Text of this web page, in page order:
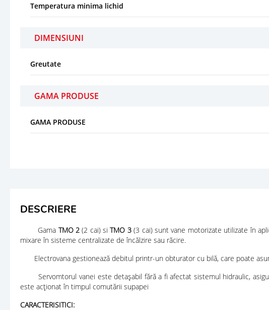
Temperatura minima lichid
DIMENSIUNI
Greutate
GAMA PRODUSE
GAMA PRODUSE
DESCRIERE
Gama TMO 2(2 cai) siTMO 3(3 cai) sunt vane motorizate utilizate în
mixare în sisteme centralizate de încălzire sau răcire.
Electrovana gestionează debitul printr-un obturator cu bilă, care poate
Servomtorul vanei este detașabil fără a fi afectat sistemul hidraulic,
este acţionat în timpul comutării supapei
CARACTERISITICI: